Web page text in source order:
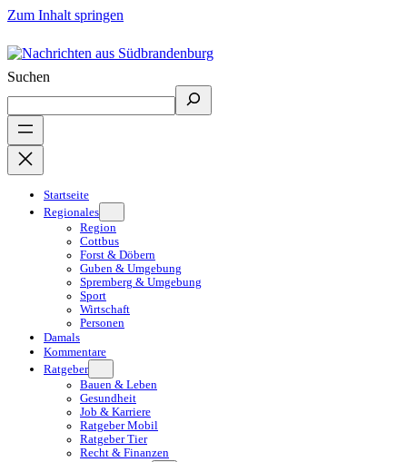
Zum Inhalt springen
Suchen
Startseite
Regionales
Region
Cottbus
Forst & Döbern
Guben & Umgebung
Spremberg & Umgebung
Sport
Wirtschaft
Personen
Damals
Kommentare
Ratgeber
Bauen & Leben
Gesundheit
Job & Karriere
Ratgeber Mobil
Ratgeber Tier
Recht & Finanzen